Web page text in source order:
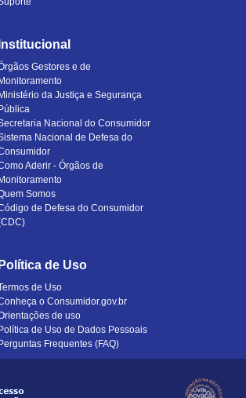
Institucional
Gestores e de
Monitoramento
Ministério da Justiça e Segurança
Pública
Nacional do Consumidor
Nacional de Defesa do
Aderir - Órgãos de
Monitoramento
Somos
de Defesa do Consumidor
Política de Uso
de Uso
o Consumidor.gov.br
de uso
Política de Uso de Dados Pessoais
Perguntas Frequentes (FAQ)